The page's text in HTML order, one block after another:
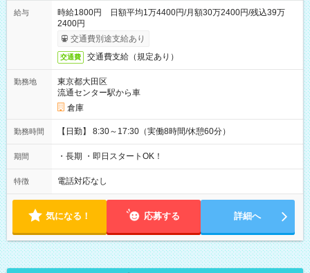
給与
時給1800円 日額平均1万4400円/月額30万2400円/残込39万
2400円
交通費別途支給あり
交通費 交通費支給（規定あり）
勤務地
東京都大田区
流通センター駅から車
倉庫
勤務時間 【日勤】 8:30～17:30（実働8時間/休憩60分）
期間 ・長期 ・即日スタートOK！
特徴 電話対応なし
気になる！ 応募する 詳細へ